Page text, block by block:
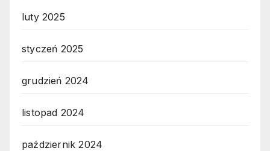
luty 2025
styczeń 2025
grudzień 2024
listopad 2024
październik 2024